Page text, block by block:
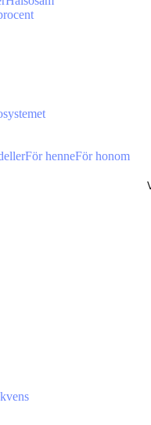
För henneFör honom